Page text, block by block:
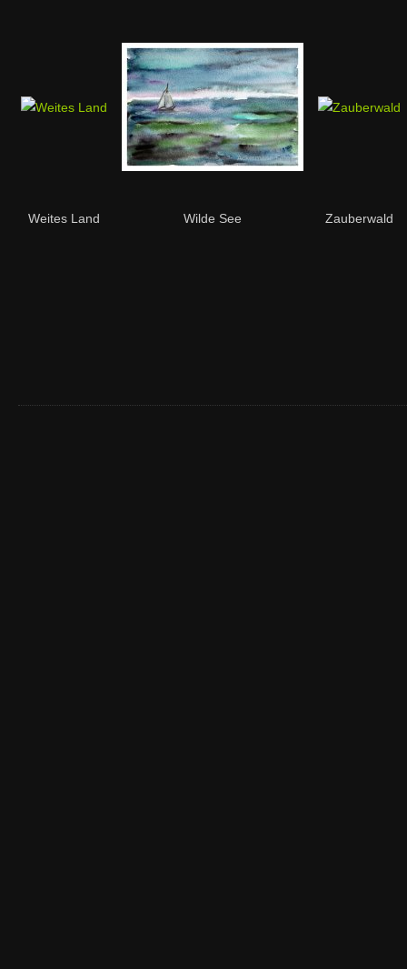
Weites Land Wilde See Zauberwald